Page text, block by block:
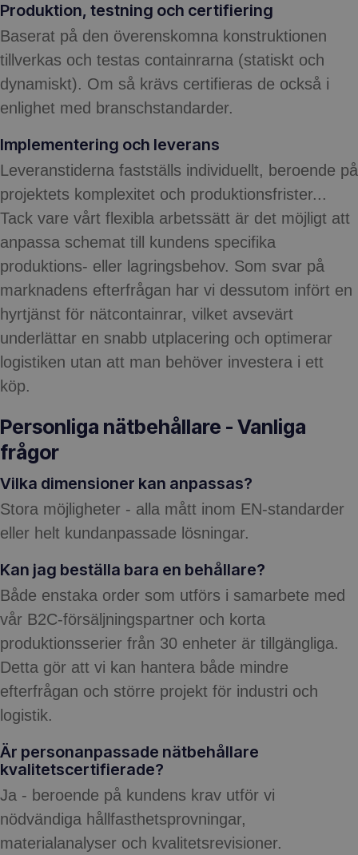
Produktion, testning och certifiering
Baserat på den överenskomna konstruktionen
tillverkas och testas containrarna (statiskt och
dynamiskt). Om så krävs certifieras de också i
enlighet med branschstandarder.
Implementering och leverans
Leveranstiderna fastställs individuellt, beroende på
projektets komplexitet och produktionsfrister...
Tack vare vårt flexibla arbetssätt är det möjligt att
anpassa schemat till kundens specifika
produktions- eller lagringsbehov. Som svar på
marknadens efterfrågan har vi dessutom infört en
hyrtjänst för nätcontainrar, vilket avsevärt
underlättar en snabb utplacering och optimerar
logistiken utan att man behöver investera i ett
köp.
Personliga nätbehållare - Vanliga
frågor
Vilka dimensioner kan anpassas?
Stora möjligheter - alla mått inom EN-standarder
eller helt kundanpassade lösningar.
Kan jag beställa bara en behållare?
Både enstaka order som utförs i samarbete med
vår B2C-försäljningspartner och korta
produktionsserier från 30 enheter är tillgängliga.
Detta gör att vi kan hantera både mindre
efterfrågan och större projekt för industri och
logistik.
Är personanpassade nätbehållare
kvalitetscertifierade?
Ja - beroende på kundens krav utför vi
nödvändiga hållfasthetsprovningar,
materialanalyser och kvalitetsrevisioner.